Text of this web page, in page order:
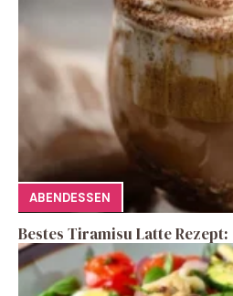
ABENDESSEN
Bestes Tiramisu Latte